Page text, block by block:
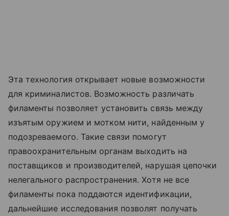
Эта технология открывает новые возможности
для криминалистов. Возможность различать
филаменты позволяет установить связь между
изъятым оружием и мотком нити, найденным у
подозреваемого. Такие связи помогут
правоохранительным органам выходить на
поставщиков и производителей, нарушая цепочки
нелегального распространения. Хотя не все
филаменты пока поддаются идентификации,
дальнейшие исследования позволят получать